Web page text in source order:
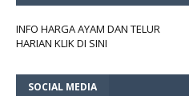
INFO HARGA AYAM DAN TELUR
HARIAN KLIK DI SINI
SOCIAL MEDIA